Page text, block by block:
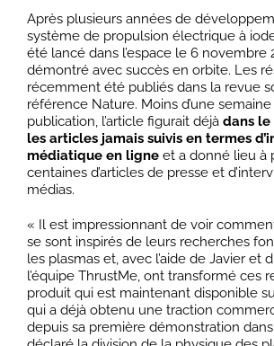
Après plusieurs années de
système de propulsion électrique à
été lancé dans l’espace le 6 novembre
démontré avec succès en orbite. Les
récemment été publiés dans la revue
référence Nature. Moins d’une semaine
publication, l’article figurait déjà dans le
les articles jamais suivis en termes
médiatique en ligne et a donné lieu à
centaines d’articles de presse et
médias.
« Il est impressionnant de voir
se sont inspirés de leurs recherches
les plasmas et, avec l’aide de Javier et
l’équipe ThrustMe, ont transformé ces
produit qui est maintenant disponible
qui a déjà obtenu une traction
depuis sa première démonstration dans